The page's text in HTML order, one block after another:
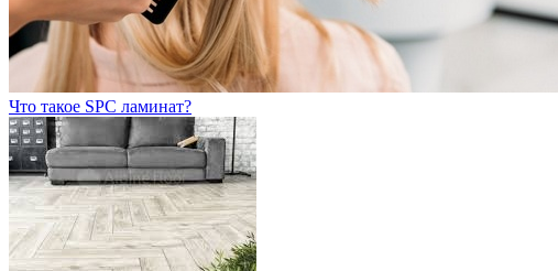
Что такое SPC ламинат?